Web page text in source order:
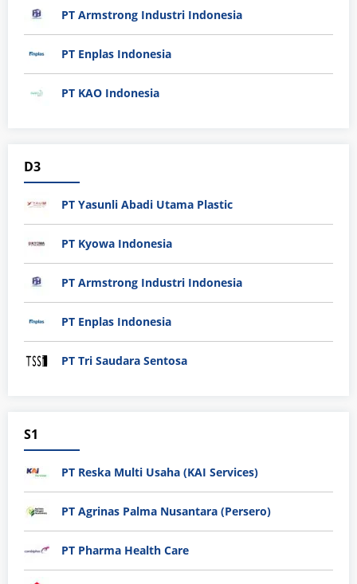
PT Armstrong Industri Indonesia
PT Enplas Indonesia
PT KAO Indonesia
D3
PT Yasunli Abadi Utama Plastic
PT Kyowa Indonesia
PT Armstrong Industri Indonesia
PT Enplas Indonesia
PT Tri Saudara Sentosa
S1
PT Reska Multi Usaha (KAI Services)
PT Agrinas Palma Nusantara (Persero)
PT Pharma Health Care